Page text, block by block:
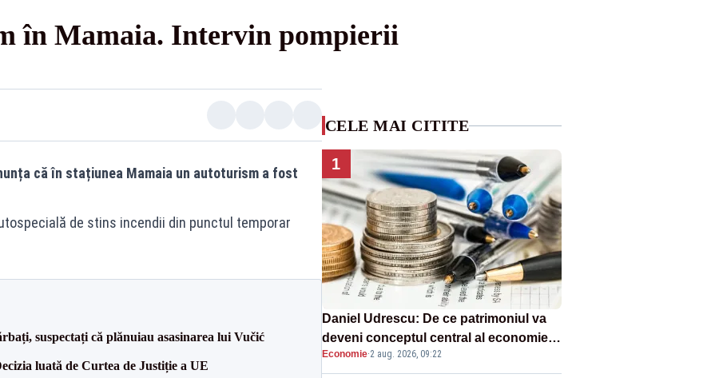
în Mamaia. Intervin pompierii
că în stațiunea Mamaia un autoturism a fost
de stins incendii din punctul temporar
suspectați că plănuiau asasinarea lui Vučić
luată de Curtea de Justiție a UE
CELE MAI CITITE
1
Daniel Udrescu: De ce patrimoniul va
deveni conceptul central al economiei
viitoare?
Economie·2 aug. 2026, 09:22